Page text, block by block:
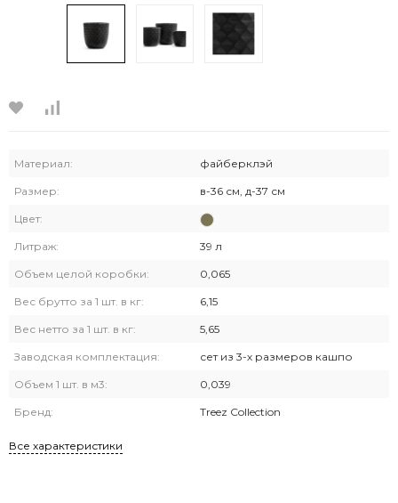
Материал: фaйберклэй
Размер: в-36 см, д-37 см
Цвет:
Литраж: 39 л
Объем целой коробки: 0,065
Вес брутто за 1 шт. в кг: 6,15
Вес нетто за 1 шт. в кг: 5,65
Заводская комплектация: сет из 3-х размеров кашпо
Объем 1 шт. в м3: 0,039
Бренд: Treez Collection
Все характеристики